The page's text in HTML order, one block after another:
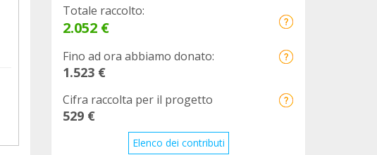
Totale raccolto:
2.052 €
Fino ad ora abbiamo donato:
1.523 €
Cifra raccolta per il progetto
529 €
Elenco dei contributi